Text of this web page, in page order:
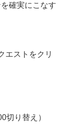
確実にこなす
エストをクリ
切り替え）